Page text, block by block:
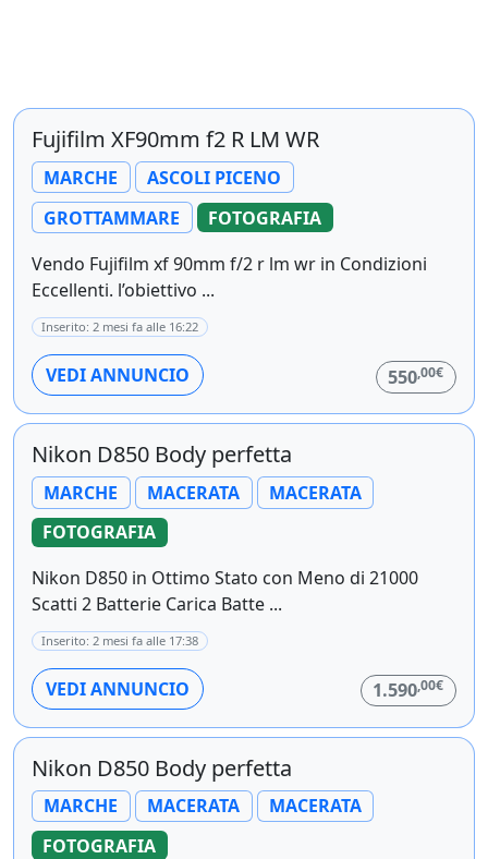
Fujifilm XF90mm f2 R LM WR
MARCHE
ASCOLI PICENO
GROTTAMMARE
FOTOGRAFIA
Vendo Fujifilm xf 90mm f/2 r lm wr in Condizioni
Eccellenti. l’obiettivo ...
Inserito: 2 mesi fa alle 16:22
VEDI ANNUNCIO 550,00€
Nikon D850 Body perfetta
MARCHE MACERATA
MACERATA
FOTOGRAFIA
Nikon D850 in Ottimo Stato con Meno di 21000
Scatti 2 Batterie Carica Batte ...
Inserito: 2 mesi fa alle 17:38
VEDI ANNUNCIO 1.590,00€
Nikon D850 Body perfetta
MARCHE MACERATA
MACERATA
FOTOGRAFIA